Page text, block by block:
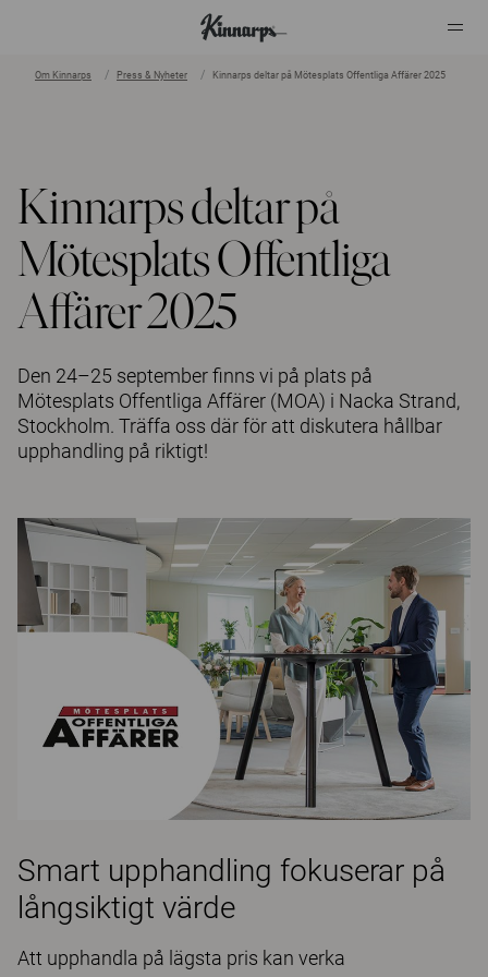
Om Kinnarps Press & Nyheter Kinnarps deltar på Mötesplats Offentliga Affärer 2025
Kinnarps deltar på
Mötesplats Offentliga
Affärer 2025
Den 24–25 september finns vi på plats på
Mötesplats Offentliga Affärer (MOA) i Nacka Strand,
Stockholm. Träffa oss där för att diskutera hållbar
upphandling på riktigt!
Smart upphandling fokuserar på
långsiktigt värde
Att upphandla på lägsta pris kan verka